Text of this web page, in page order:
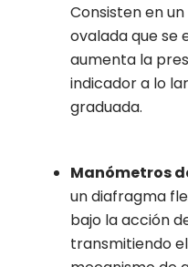
Consisten en
ovalada que se
aumenta la
indicador a lo
graduada.
Manómetros
un diafragma
bajo la acción
transmitiendo